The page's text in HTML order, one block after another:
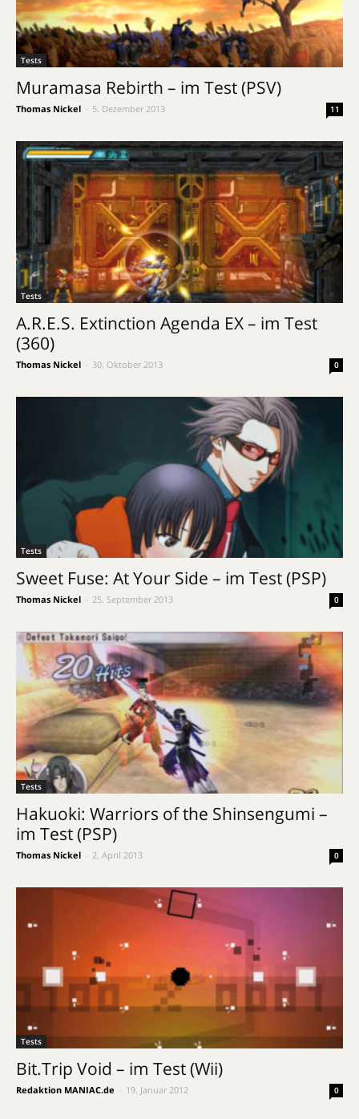
Tests
Muramasa Rebirth – im Test (PSV)
Thomas Nickel 5. Dezember 2013 11
Tests
A.R.E.S. Extinction Agenda EX – im Test
(360)
Thomas Nickel 30. Oktober 2013 0
Tests
Sweet Fuse: At Your Side – im Test (PSP)
Thomas Nickel 25. September 2013 0
Tests
Hakuoki: Warriors of the Shinsengumi –
im Test (PSP)
Thomas Nickel 2. April 2013 0
Tests
Bit.Trip Void – im Test (Wii)
Redaktion MANIAC.de 19. Januar 2012 0